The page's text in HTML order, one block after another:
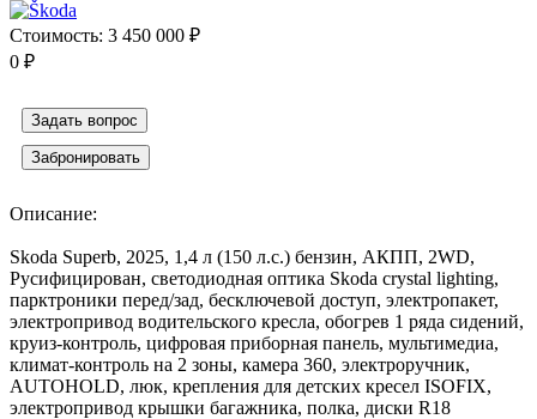
Стоимость: 3 450 000 ₽
0 ₽
Задать вопрос
Забронировать
Описание:
Skoda Superb, 2025, 1,4 л (150 л.с.) бензин, АКПП, 2WD,
Русифицирован, светодиодная оптика Skoda crystal lighting,
парктроники перед/зад, бесключевой доступ, электропакет,
электропривод водительского кресла, обогрев 1 ряда сидений,
круиз-контроль, цифровая приборная панель, мультимедиа,
климат-контроль на 2 зоны, камера 360, электроручник,
AUTOHOLD, люк, крепления для детских кресел ISOFIX,
электропривод крышки багажника, полка, диски R18